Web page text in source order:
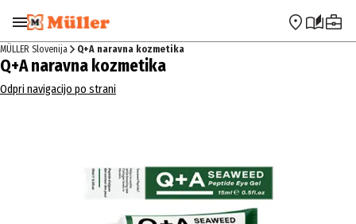
Preskoči na navigacijo Preskoči na glavno vsebino
MÜLLER Slovenija Q+A naravna kozmetika
Q+A naravna kozmetika
Odpri navigacijo po strani